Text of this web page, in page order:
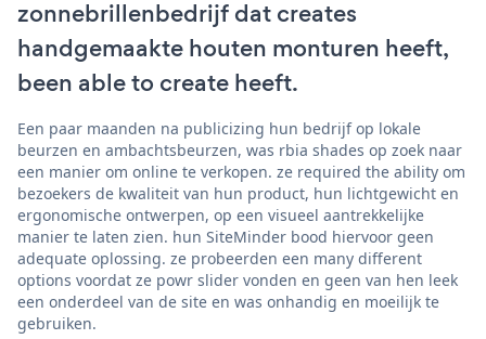
zonnebrillenbedrijf dat creates
handgemaakte houten monturen heeft,
been able to create heeft.
Een paar maanden na publicizing hun bedrijf op lokale
beurzen en ambachtsbeurzen, was rbia shades op zoek naar
een manier om online te verkopen. ze required the ability om
bezoekers de kwaliteit van hun product, hun lichtgewicht en
ergonomische ontwerpen, op een visueel aantrekkelijke
manier te laten zien. hun SiteMinder bood hiervoor geen
adequate oplossing. ze probeerden een many different
options voordat ze powr slider vonden en geen van hen leek
een onderdeel van de site en was onhandig en moeilijk te
gebruiken.